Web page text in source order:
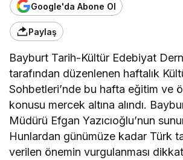
Google'da Abone Ol
Paylaş
Bayburt Tarih-Kültür Edebiyat
tarafından düzenlenen haftalık
Sohbetleri’nde bu hafta eğitim ve
konusu mercek altına alındı.
Müdürü Efgan Yazıcıoğlu’nun
Hunlardan günümüze kadar Türk
verilen önemin vurgulanması